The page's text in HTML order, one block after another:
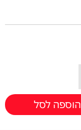
הוספה לסל